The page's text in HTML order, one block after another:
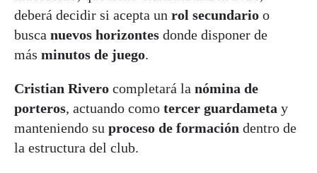
deberá decidir si acepta un rol secundario o
busca nuevos horizontes donde disponer de
más minutos de juego.
Cristian Rivero completará la nómina de
porteros, actuando como tercer guardameta y
manteniendo su proceso de formación dentro de
la estructura del club.